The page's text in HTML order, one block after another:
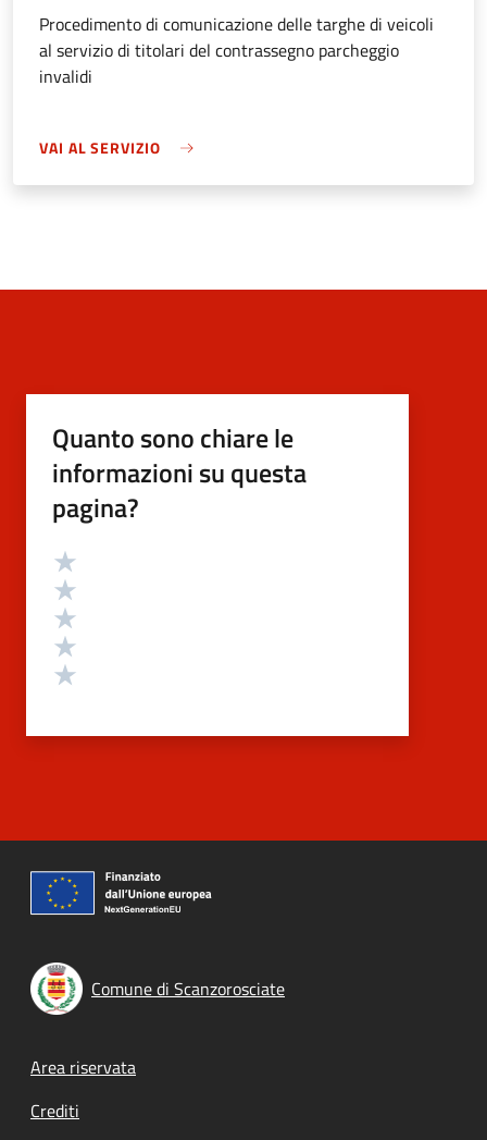
Procedimento di comunicazione delle targhe di veicoli
al servizio di titolari del contrassegno parcheggio
invalidi
VAI AL SERVIZIO
Quanto sono chiare le
informazioni su questa
pagina?
Valutazione
Comune di Scanzorosciate
Footer menu
Area riservata
Crediti